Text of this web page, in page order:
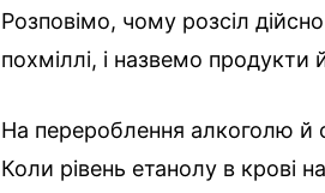
Розповімо, чому розсіл
похміллі, і назвемо
На перероблення алкоголю й
Коли рівень етанолу в крові